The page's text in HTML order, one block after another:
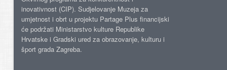
inovativnost (CIP). Sudjelovanje Muzeja za
umjetnost i obrt u projektu Partage Plus financijski
će podržati Ministarstvo kulture Republike
Hrvatske i Gradski ured za obrazovanje, kulturu i
šport grada Zagreba.